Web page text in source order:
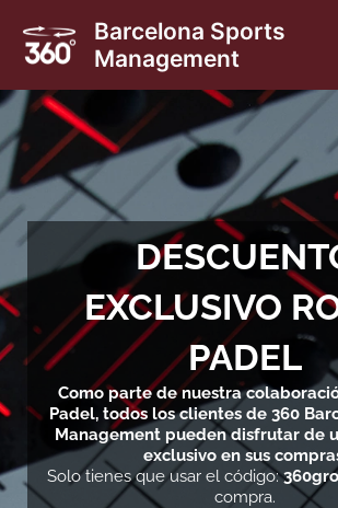
contenido
Barcelona Sports
Management
EXCLUSIVO
PADEL
Como parte de nuestra
Padel, todos los clientes de 360
Management pueden disfrutar de
exclusivo en sus
Solo tienes que usar el código:
compra.